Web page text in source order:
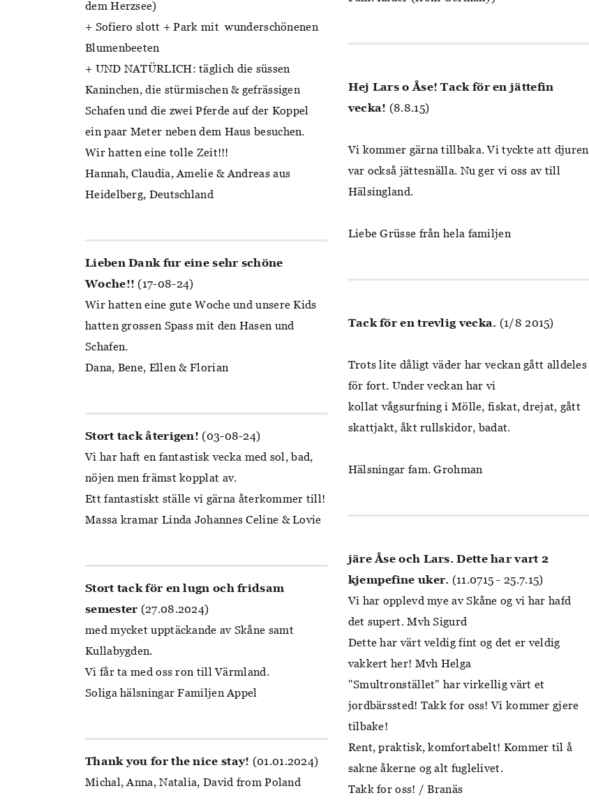
dem Herzsee)
+ Sofiero slott + Park mit wunderschönenen
Blumenbeeten
+ UND NATÜRLICH: täglich die süssen
Kaninchen, die stürmischen & gefrässigen
Schafen und die zwei Pferde auf der Koppel
ein paar Meter neben dem Haus besuchen.
Wir hatten eine tolle Zeit!!!
Hannah, Claudia, Amelie & Andreas aus
Heidelberg, Deutschland
Lieben Dank fur eine sehr schöne
Woche!! (17-08-24)
Wir hatten eine gute Woche und unsere Kids
hatten grossen Spass mit den Hasen und
Schafen.
Dana, Bene, Ellen & Florian
Stort tack återigen! (03-08-24)
Vi har haft en fantastisk vecka med sol, bad,
nöjen men främst kopplat av.
Ett fantastiskt ställe vi gärna återkommer till!
Massa kramar Linda Johannes Celine & Lovie
Stort tack för en lugn och fridsam
semester (27.08.2024)
med mycket upptäckande av Skåne samt
Kullabygden.
Vi får ta med oss ron till Värmland.
Soliga hälsningar Familjen Appel
Thank you for the nice stay! (01.01.2024)
Michal, Anna, Natalia, David from Poland
Hej Lars o Åse! Tack för en jättefin
vecka! (8.8.15)
Vi kommer gärna tillbaka. Vi tyckte att djuren
var också jättesnälla. Nu ger vi oss av till
Hälsingland.
Liebe Grüsse från hela familjen
Tack för en trevlig vecka. (1/8 2015)
Trots lite dåligt väder har veckan gått alldeles
för fort. Under veckan har vi
kollat vågsurfning i Mölle, fiskat, drejat, gått
skattjakt, åkt rullskidor, badat.
Hälsningar fam. Grohman
järe Åse och Lars. Dette har vart 2
kjempefine uker. (11.0715 - 25.7.15)
Vi har opplevd mye av Skåne og vi har hafd
det supert. Mvh Sigurd
Dette har värt veldig fint og det er veldig
vakkert her! Mvh Helga
"Smultronstället" har virkellig värt et
jordbärssted! Takk for oss! Vi kommer gjere
tilbake!
Rent, praktisk, komfortabelt! Kommer til å
sakne åkerne og alt fuglelivet.
Takk for oss! / Branäs